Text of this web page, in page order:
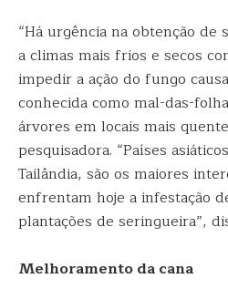
“Há urgência na obtenção de
a climas mais frios e secos
impedir a ação do fungo
conhecida como mal-das-
árvores em locais mais
pesquisadora. “Países
Tailândia, são os maiores
enfrentam hoje a infestação
plantações de seringueira”,
Melhoramento da cana